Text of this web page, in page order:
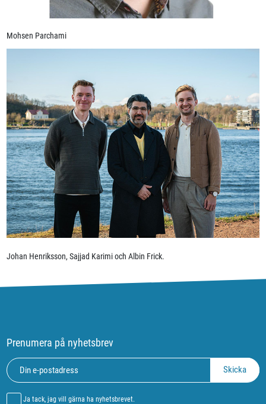
Mohsen Parchami
Johan Henriksson,Sajjad Karimi och Albin Frick.
Prenumera på nyhetsbrev
Ja tack, jag vill gärna ha nyhetsbrevet.